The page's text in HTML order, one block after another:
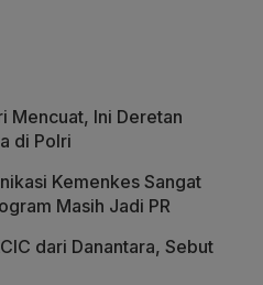
Mencuat, Ini Deretan
di Polri
Kemenkes Sangat
Masih Jadi PR
dari Danantara, Sebut